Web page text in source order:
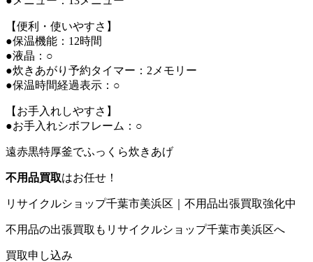
【便利・使いやすさ】
●保温機能：12時間
●液晶：○
●炊きあがり予約タイマー：2メモリー
●保温時間経過表示：○
【お手入れしやすさ】
●お手入れシボフレーム：○
遠赤黒特厚釜でふっくら炊きあげ
不用品買取はお任せ！
リサイクルショップ千葉市美浜区｜不用品出張買取強化中
不用品の出張買取もリサイクルショップ千葉市美浜区へ
買取申し込み